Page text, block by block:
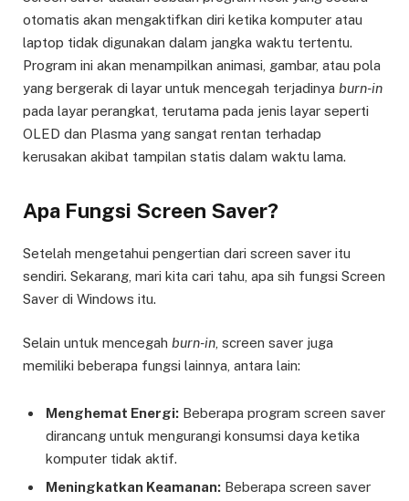
otomatis akan mengaktifkan diri ketika komputer atau
laptop tidak digunakan dalam jangka waktu tertentu.
Program ini akan menampilkan animasi, gambar, atau pola
yang bergerak di layar untuk mencegah terjadinya burn-in
pada layar perangkat, terutama pada jenis layar seperti
OLED dan Plasma yang sangat rentan terhadap
kerusakan akibat tampilan statis dalam waktu lama.
Apa Fungsi Screen Saver?
Setelah mengetahui pengertian dari screen saver itu
sendiri. Sekarang, mari kita cari tahu, apa sih fungsi Screen
Saver di Windows itu.
Selain untuk mencegah burn-in , screen saver juga
memiliki beberapa fungsi lainnya, antara lain:
Menghemat Energi: Beberapa program screen saver
dirancang untuk mengurangi konsumsi daya ketika
komputer tidak aktif.
Meningkatkan Keamanan: Beberapa screen saver